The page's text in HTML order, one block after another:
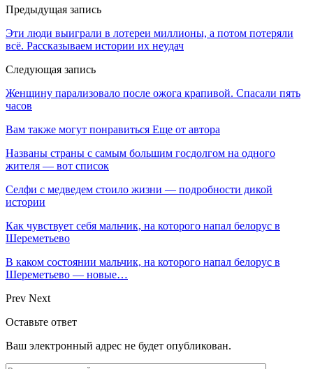
Предыдущая запись
Эти люди выиграли в лотереи миллионы, а потом потеряли
всё. Рассказываем истории их неудач
Следующая запись
Женщину парализовало после ожога крапивой. Спасали пять
часов
Вам также могут понравиться Еще от автора
Названы страны с самым большим госдолгом на одного
жителя — вот список
Селфи с медведем стоило жизни — подробности дикой
истории
Как чувствует себя мальчик, на которого напал белорус в
Шереметьево
В каком состоянии мальчик, на которого напал белорус в
Шереметьево — новые…
Prev Next
Оставьте ответ
Ваш электронный адрес не будет опубликован.